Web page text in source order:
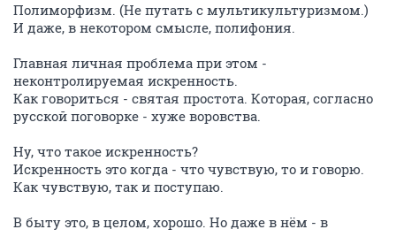
Полиморфизм. (Не путать с мультикультуризмом.)
И даже, в некотором смысле, полифония.
Главная личная проблема при этом -
неконтролируемая искренность.
Как говориться - святая простота. Которая, согласно
русской поговорке - хуже воровства.
Ну, что такое искренность?
Искренность это когда - что чувствую, то и говорю.
Как чувствую, так и поступаю.
В быту это, в целом, хорошо. Но даже в нём - в